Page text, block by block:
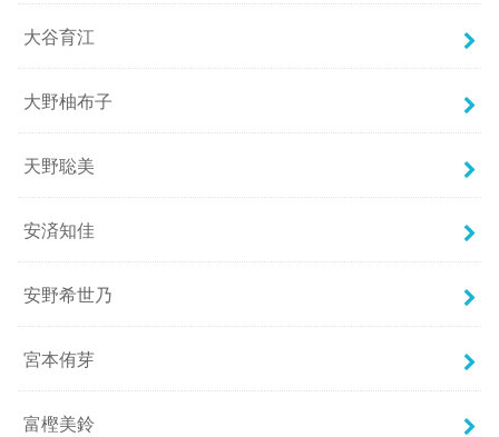
大谷育江
大野柚布子
天野聡美
安済知佳
安野希世乃
宮本侑芽
富樫美鈴